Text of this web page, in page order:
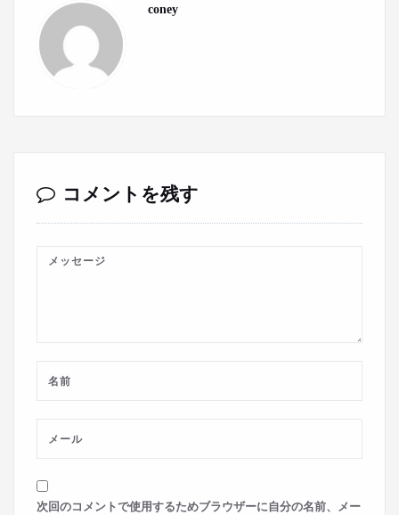
coney
コメントを残す
次回のコメントで使用するためブラウザーに自分の名前、メー